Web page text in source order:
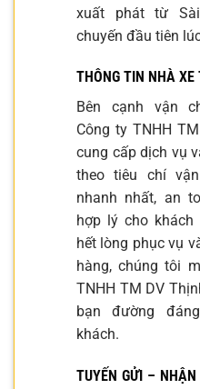
xuất phát từ
chuyến đầu tiên
THÔNG TIN NHÀ
Bên cạnh vận
Công ty TNHH
cung cấp dịch vụ
theo tiêu chí
nhanh nhất, an
hợp lý cho
hết lòng phục vụ
hàng, chúng tôi
TNHH TM DV
bạn đường
khách.
TUYẾN GỬI –